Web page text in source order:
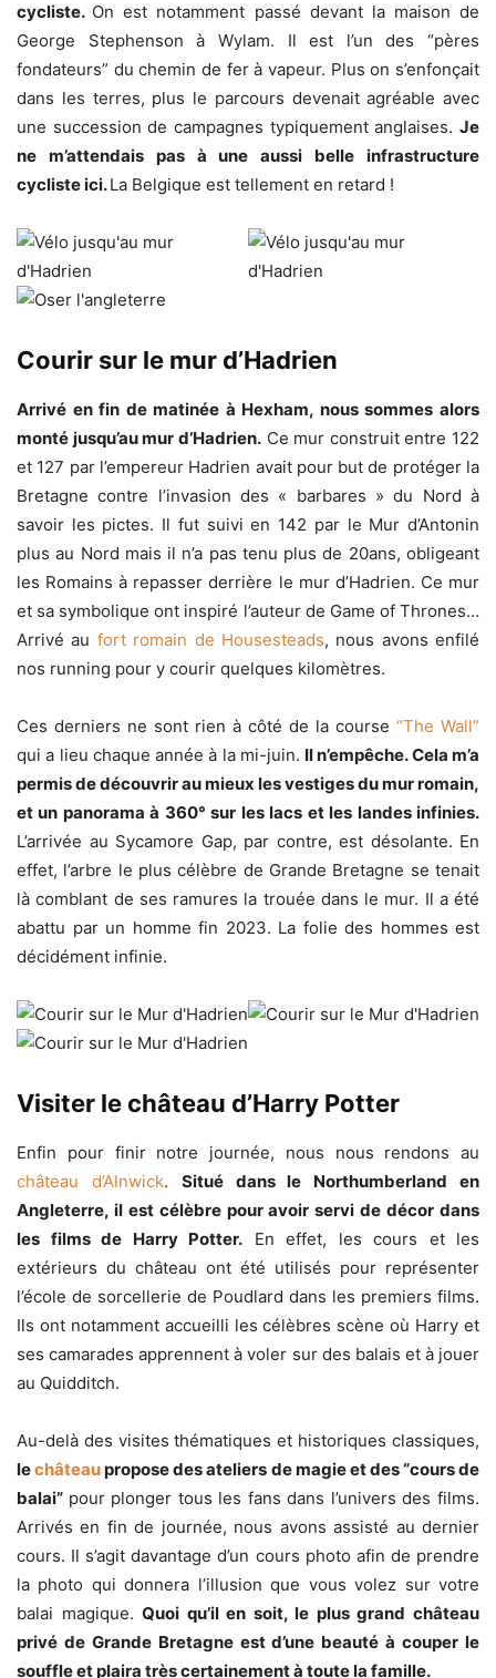
cycliste. On est notamment passé devant la maison de
George Stephenson à Wylam. Il est l’un des “pères
fondateurs” du chemin de fer à vapeur. Plus on s’enfonçait
dans les terres, plus le parcours devenait agréable avec
une succession de campagnes typiquement anglaises. Je
ne m’attendais pas à une aussi belle infrastructure
cycliste ici.La Belgique est tellement en retard !
Courir sur le mur d’Hadrien
Arrivé en fin de matinée à Hexham, nous sommes alors
monté jusqu’au mur d’Hadrien.Ce mur construit entre 122
et 127 par l’empereur Hadrien avait pour but de protéger la
Bretagne contre l’invasion des « barbares » du Nord à
savoir les pictes. Il fut suivi en 142 par le Mur d’Antonin
plus au Nord mais il n’a pas tenu plus de 20ans, obligeant
les Romains à repasser derrière le mur d’Hadrien. Ce mur
et sa symbolique ont inspiré l’auteur de Game of Thrones…
Arrivé au fort romain de Housesteads, nous avons enfilé
nos running pour y courir quelques kilomètres.
Ces derniers ne sont rien à côté de la course “The Wall”
qui a lieu chaque année à la mi-juin. Il n’empêche. Cela m’a
permis de découvrir au mieux les vestiges du mur romain,
et un panorama à 360° sur les lacs et les landes infinies.
L’arrivée au Sycamore Gap, par contre, est désolante. En
effet, l’arbre le plus célèbre de Grande Bretagne se tenait
là comblant de ses ramures la trouée dans le mur. Il a été
abattu par un homme fin 2023. La folie des hommes est
décidément infinie.
Visiter le château d’Harry Potter
Enfin pour finir notre journée, nous nous rendons au
château d’Alnwick. Situé dans le Northumberland en
Angleterre, il est célèbre pour avoir servi de décor dans
les films de Harry Potter. En effet, les cours et les
extérieurs du château ont été utilisés pour représenter
l’école de sorcellerie de Poudlard dans les premiers films.
Ils ont notamment accueilli les célèbres scène où Harry et
ses camarades apprennent à voler sur des balais et à jouer
au Quidditch.
Au-delà des visites thématiques et historiques classiques,
lechâteaupropose des ateliers de magie et des “cours de
balai” pour plonger tous les fans dans l’univers des films.
Arrivés en fin de journée, nous avons assisté au dernier
cours. Il s’agit davantage d’un cours photo afin de prendre
la photo qui donnera l’illusion que vous volez sur votre
balai magique.Quoi qu’il en soit, le plus grand château
privé de Grande Bretagne est d’une beauté à couper le
souffle et plaira très certainement à toute la famille.